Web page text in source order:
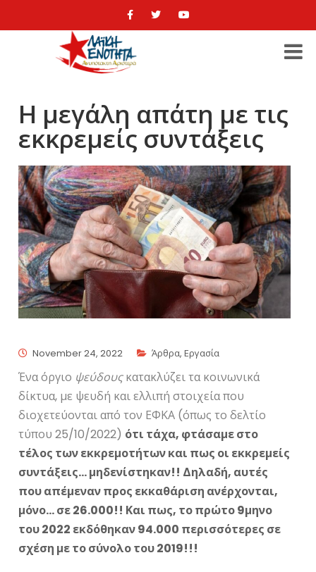
Η μεγάλη απάτη με τις
εκκρεμείς συντάξεις
November 24, 2022 Άρθρα,Εργασία
Ένα όργιο ψεύδουςκατακλύζει τα κοινωνικά
δίκτυα, με ψευδή και ελλιπή στοιχεία που
διοχετεύονται από τον ΕΦΚΑ (όπως το δελτίο
τύπου 25/10/2022) ότι τάχα, φτάσαμε στο
τέλος των εκκρεμοτήτων και πως οι εκκρεμείς
συντάξεις… μηδενίστηκαν!! Δηλαδή, αυτές
που απέμεναν προς εκκαθάριση ανέρχονται,
μόνο… σε 26.000!! Και πως, το πρώτο 9μηνο
του 2022 εκδόθηκαν 94.000 περισσότερες σε
σχέση με το σύνολο του 2019!!!